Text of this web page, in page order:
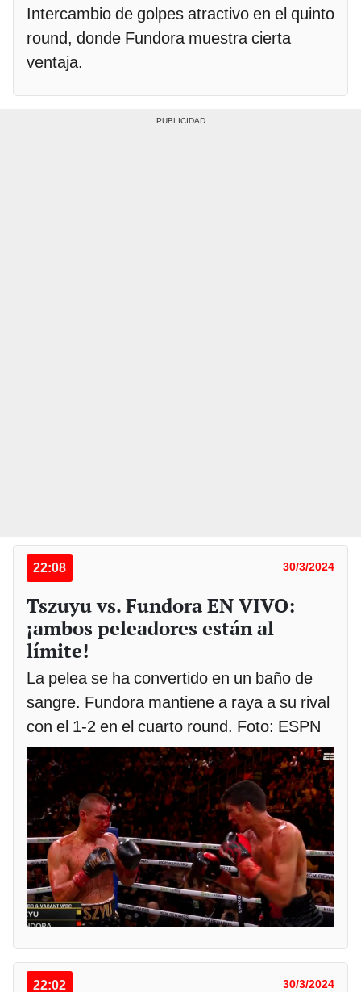
Intercambio de golpes atractivo en el quinto
round, donde Fundora muestra cierta
ventaja.
22:08 30/3/2024
Tszuyu vs. Fundora EN VIVO:
¡ambos peleadores están al
límite!
La pelea se ha convertido en un baño de
sangre. Fundora mantiene a raya a su rival
con el 1-2 en el cuarto round. Foto: ESPN
22:02 30/3/2024